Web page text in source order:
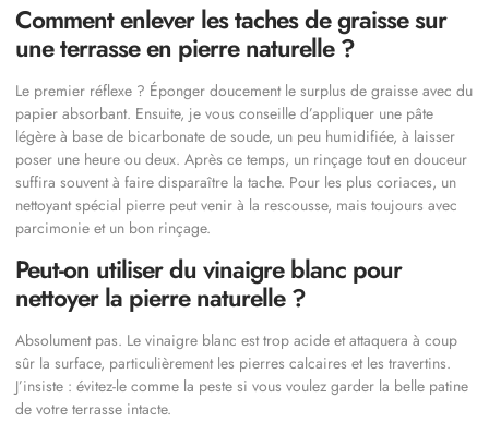
Comment enlever les taches de graisse sur
une terrasse en pierre naturelle ?
Le premier réflexe ? Éponger doucement le surplus de graisse avec du
papier absorbant. Ensuite, je vous conseille d’appliquer une pâte
légère à base de bicarbonate de soude, un peu humidifiée, à laisser
poser une heure ou deux. Après ce temps, un rinçage tout en douceur
suffira souvent à faire disparaître la tache. Pour les plus coriaces, un
nettoyant spécial pierre peut venir à la rescousse, mais toujours avec
parcimonie et un bon rinçage.
Peut-on utiliser du vinaigre blanc pour
nettoyer la pierre naturelle ?
Absolument pas. Le vinaigre blanc est trop acide et attaquera à coup
sûr la surface, particulièrement les pierres calcaires et les travertins.
J’insiste : évitez-le comme la peste si vous voulez garder la belle patine
de votre terrasse intacte.